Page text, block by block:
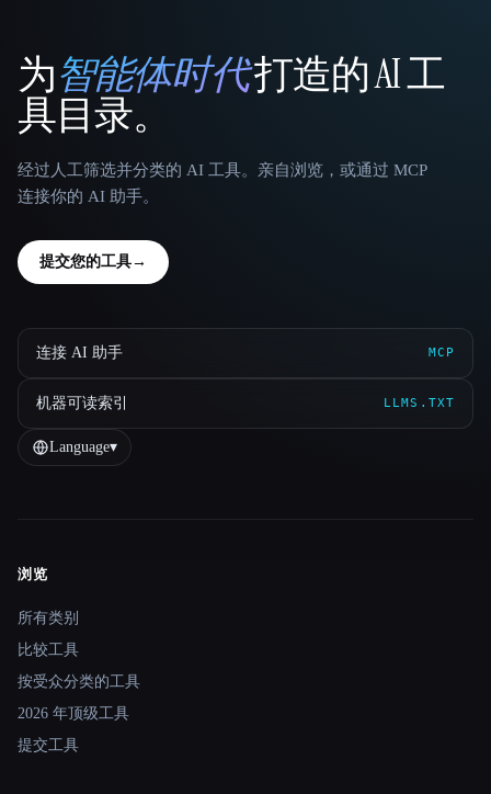
That AI Collection
为智能体时代打造的 AI 工
具目录。
经过人工筛选并分类的 AI 工具。亲自浏览，或通过 MCP
连接你的 AI 助手。
提交您的工具→
连接 AI 助手 MCP
机器可读索引 LLMS.TXT
Language▾
Site navigation
浏览
所有类别
比较工具
按受众分类的工具
2026 年顶级工具
提交工具